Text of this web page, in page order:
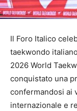
Il Foro Italico
taekwondo
2026 World
conquistato una
confermandosi ai
internazionale e